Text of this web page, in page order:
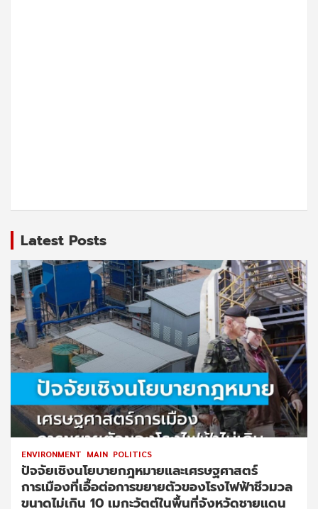
Latest Posts
ENVIRONMENT MAIN POLITICS
ปัจจัยเชิงนโยบายกฎหมายและเศรษฐศาสตร์
การเมืองที่เอื้อต่อการขยายตัวของโรงไฟฟ้าชีวมวล
ขนาดไม่เกิน 10 เมกะวัตต์ในพื้นที่จังหวัดชายแดน